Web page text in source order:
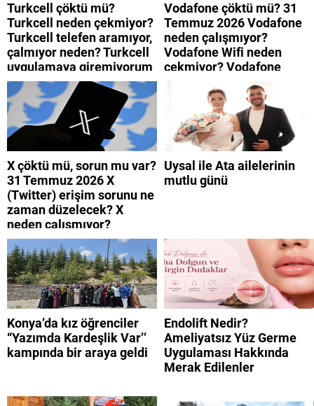
Turkcell çöktü mü?
Turkcell neden çekmiyor?
Turkcell telefen aramıyor,
çalmıyor neden? Turkcell
uygulamaya giremiyorum
neden? Turkcell internet
neden yavaş?
Vodafone çöktü mü? 31
Temmuz 2026 Vodafone
neden çalışmıyor?
Vodafone Wifi neden
çekmiyor? Vodafone
mobil uygulamaya neden
giremiyorum?
X çöktü mü, sorun mu var?
31 Temmuz 2026 X
(Twitter) erişim sorunu ne
zaman düzelecek? X
neden çalışmıyor?
Uysal ile Ata ailelerinin
mutlu günü
Konya’da kız öğrenciler
“Yazımda Kardeşlik Var’’
kampında bir araya geldi
Endolift Nedir?
Ameliyatsız Yüz Germe
Uygulaması Hakkında
Merak Edilenler